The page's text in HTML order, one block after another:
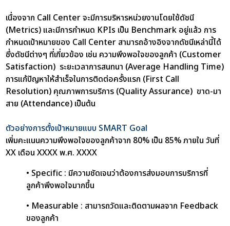
เนื่องจาก Call Center จะมีการบริหารหน่วยงานโดยใช้ดัชนี
(Metrics) และมีการกำหนด KPIs เป็น Benchmark อยู่แล้ว การ
กำหนดเป้าหมายของ Call Center สามารถอ้างอิงจากดัชนีเหล่านี้ได้
ซึ่งดัชนีต่างๆ ที่เกี่ยวข้อง เช่น ความพึงพอใจของลูกค้า (Customer
Satisfaction) ระยะเวลาการสนทนา (Average Handling Time)
การแก้ปัญหาให้สำเร็จในการติดต่อครั้งแรก (First Call
Resolution) คุณภาพการบริการ (Quality Assurance) ขาด-มา
สาย (Attendance) เป็นต้น
ตัวอย่างการตั้งเป้าหมายแบบ SMART Goal
เพิ่มคะแนนความพึงพอใจของลูกค้าจาก 80% เป็น 85% ภายใน วันที่
XX เดือน XXXX พ.ศ. XXXX
• Specific : มีความชัดเจนว่าต้องการส่งมอบการบริการที่
ลูกค้าพึงพอใจมากขึ้น
• Measurable : สามารถวัดและติดตามผลจาก Feedback
ของลูกค้า